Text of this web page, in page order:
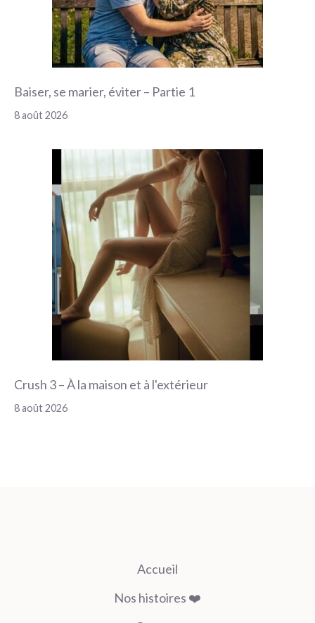
Baiser, se marier, éviter – Partie 1
8 août 2026
Crush 3 – À la maison et à l'extérieur
8 août 2026
Accueil
Nos histoires ❤️